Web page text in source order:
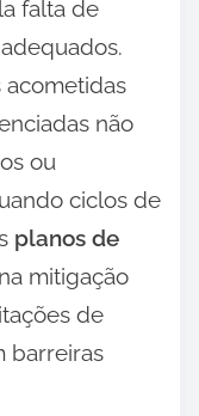
falta de
acometidas
não
ou
ciclos de
planos de
mitigação
de
barreiras